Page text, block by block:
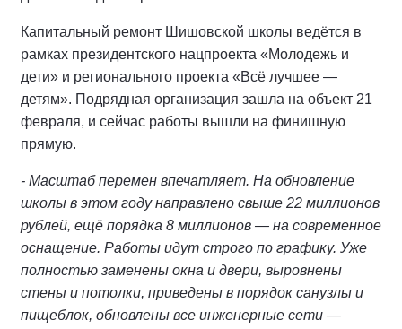
Капитальный ремонт Шишовской школы ведётся в
рамках президентского нацпроекта «Молодежь и
дети» и регионального проекта «Всё лучшее —
детям». Подрядная организация зашла на объект 21
февраля, и сейчас работы вышли на финишную
прямую.
- Масштаб перемен впечатляет. На обновление
школы в этом году направлено свыше 22 миллионов
рублей, ещё порядка 8 миллионов — на современное
оснащение. Работы идут строго по графику. Уже
полностью заменены окна и двери, выровнены
стены и потолки, приведены в порядок санузлы и
пищеблок, обновлены все инженерные сети —